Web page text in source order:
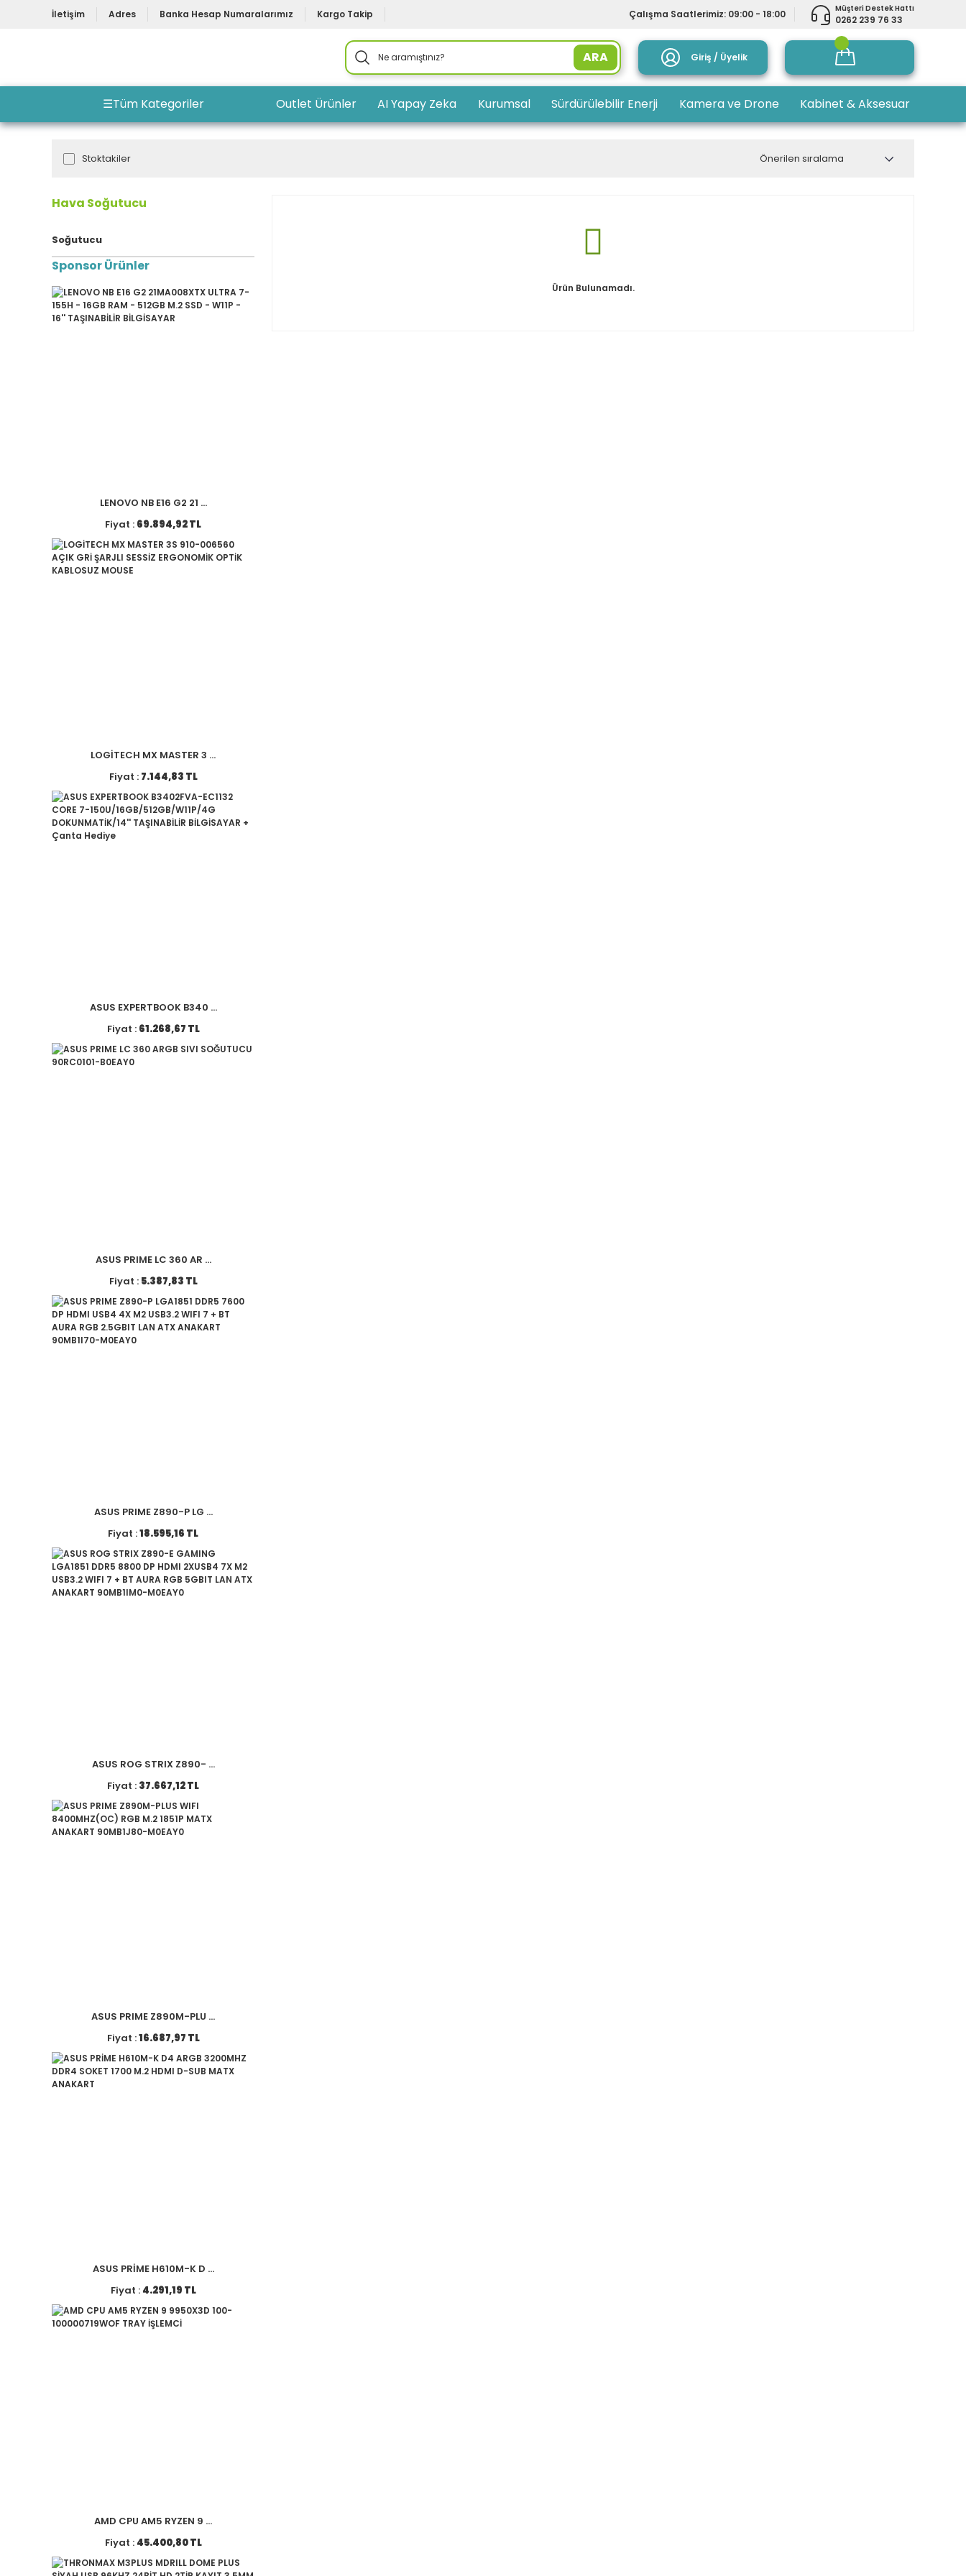
İletişim Adres Banka Hesap Numaralarımız Kargo Takip Çalışma Saatlerimiz: 09:00 - 18:00 Müşteri Destek Hattı
0262 239 76 33
ARA Giriş / Üyelik
☰Tüm Kategoriler Outlet Ürünler AI Yapay Zeka Kurumsal Sürdürülebilir Enerji Kamera ve Drone Kabinet & Aksesuar
Stoktakiler
Hava Soğutucu
Soğutucu
Sponsor Ürünler
LENOVO NB E16 G2 21 ...
Fiyat : 69.894,92 TL
LOGİTECH MX MASTER 3 ...
Fiyat : 7.144,83 TL
ASUS EXPERTBOOK B340 ...
Fiyat : 61.268,67 TL
ASUS PRIME LC 360 AR ...
Fiyat : 5.387,83 TL
ASUS PRIME Z890-P LG ...
Fiyat :18.595,16 TL
ASUS ROG STRIX Z890- ...
Fiyat : 37.667,12 TL
ASUS PRIME Z890M-PLU ...
Fiyat :16.687,97 TL
ASUS PRİME H610M-K D ...
Fiyat : 4.291,19 TL
AMD CPU AM5 RYZEN 9 ...
Fiyat : 45.400,80 TL
Ürün Bulunamadı.